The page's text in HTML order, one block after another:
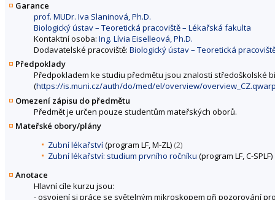
Garance
prof. MUDr. Iva Slaninová, Ph.D.
Biologický ústav – Teoretická pracoviště – Lékařská fakulta
Kontaktní osoba: Ing. Lívia Eiselleová, Ph.D.
Dodavatelské pracoviště: Biologický ústav – Teoretická
Předpoklady
Předpokladem ke studiu předmětu jsou znalosti středoškolské
(https://is.muni.cz/auth/do/med/el/overview/
Omezení zápisu do předmětu
Předmět je určen pouze studentům mateřských oborů.
Mateřské obory/plány
Zubní lékařství(program LF, M-ZL) (2)
Zubní lékařství: studium prvního ročníku (program LF, C-SPLF)
Anotace
Hlavní cíle kurzu jsou:
- osvojení si práce se světelným mikroskopem při pozorování